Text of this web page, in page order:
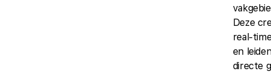
Deze
real-
en
directe